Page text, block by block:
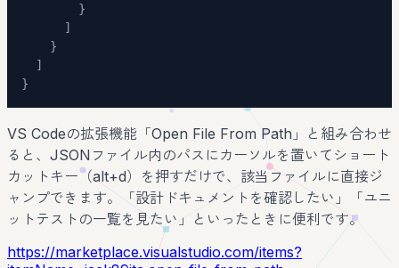
}
]
}
]
}
VS Codeの拡張機能「Open File From Path」と組み合わせ
ると、JSONファイル内のパスにカーソルを置いてショート
カットキー（alt+d）を押すだけで、該当ファイルに直接ジ
ャンプできます。「設計ドキュメントを確認したい」「ユニ
ットテストの一覧を見たい」といったときに便利です。
https://marketplace.visualstudio.com/items?